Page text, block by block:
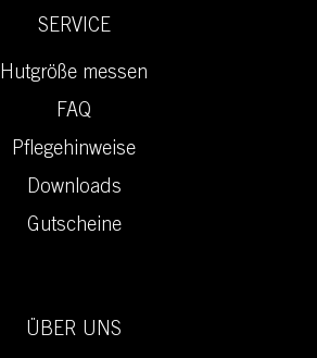
SERVICE
Hutgröße messen
FAQ
Pflegehinweise
Downloads
Gutscheine
ÜBER UNS